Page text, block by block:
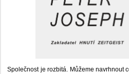
Společnost je rozbitá. Můžeme navrhnout